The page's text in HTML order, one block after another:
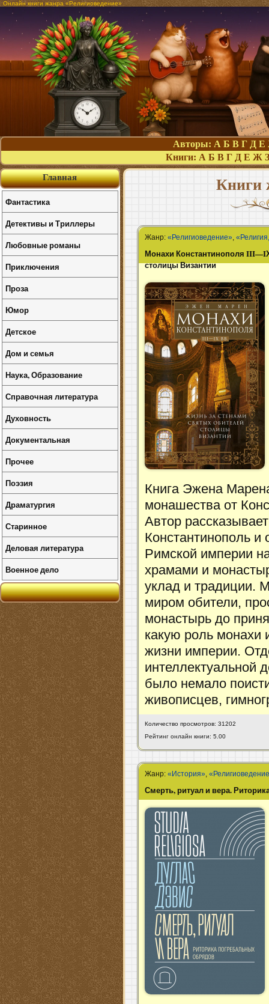
Онлайн книги жанра «Религиоведение»
Авторы: А Б В Г Д Е
Книги: А Б В Г Д Е Ж З
Книги
Жанр:«Религиоведение»,
Монахи Константинополя
столицы Византии
Книга Эжена
монашества от
Автор
Константинополь
Римской империи
храмами и
уклад и традиции.
миром обители,
монастырь до
какую роль монахи
жизни империи.
интеллектуальной
было немало
живописцев,
Количество просмотров: 31202
Рейтинг онлайн книги: 5.00
Жанр:«История»,
Смерть, ритуал и вера.
Главная
Фантастика
Детективы и Триллеры
Любовные романы
Приключения
Проза
Юмор
Детское
Дом и семья
Наука, Образование
Справочная литература
Духовность
Документальная
Прочее
Поэзия
Драматургия
Старинное
Деловая литература
Военное дело